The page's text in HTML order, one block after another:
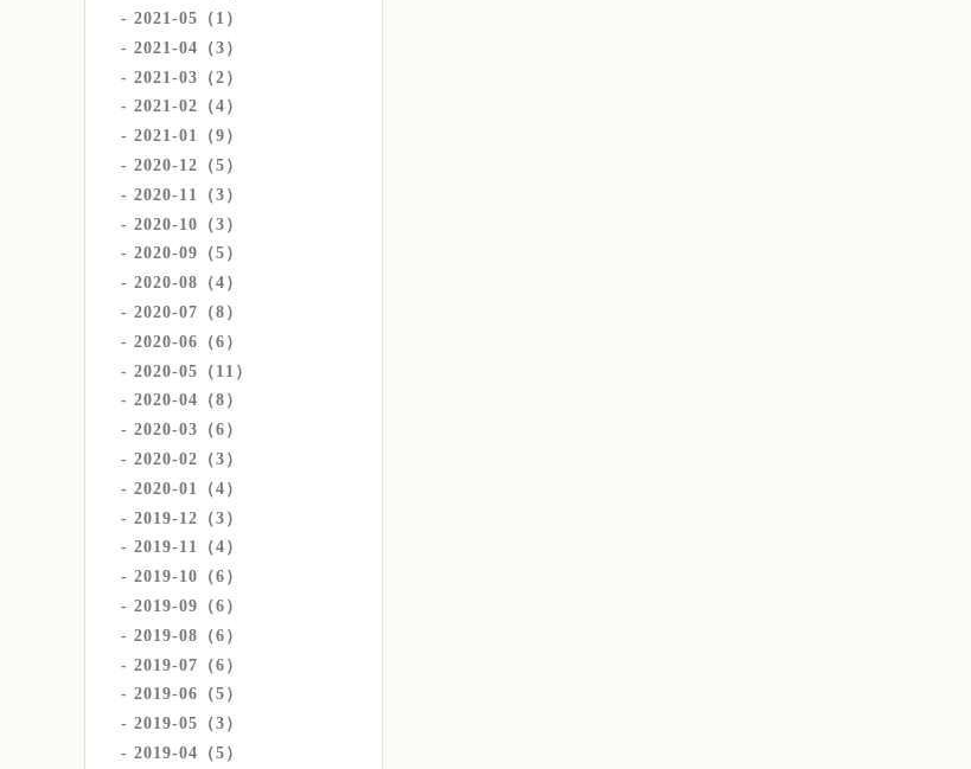
2021-05（1）
2021-04（3）
2021-03（2）
2021-02（4）
2021-01（9）
2020-12（5）
2020-11（3）
2020-10（3）
2020-09（5）
2020-08（4）
2020-07（8）
2020-06（6）
2020-05（11）
2020-04（8）
2020-03（6）
2020-02（3）
2020-01（4）
2019-12（3）
2019-11（4）
2019-10（6）
2019-09（6）
2019-08（6）
2019-07（6）
2019-06（5）
2019-05（3）
2019-04（5）